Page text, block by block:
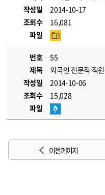
작성일
2014-10-17
조회수
16,081
파일
번호
55
제목
외국인 전문직 직
작성일
2014-10-06
조회수
15,028
파일
이전 페이지